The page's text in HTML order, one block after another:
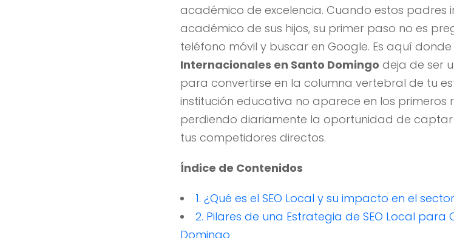
académico de excelencia. Cuando estos padres
académico de sus hijos, su primer paso no es
teléfono móvil y buscar en Google. Es aquí donde
Internacionales en Santo Domingo deja de ser
para convertirse en la columna vertebral de tu
institución educativa no aparece en los primeros
perdiendo diariamente la oportunidad de
tus competidores directos.
Índice de Contenidos
1. ¿Qué es el SEO Local y su impacto en el
2. Pilares de una Estrategia de SEO Local
Domingo